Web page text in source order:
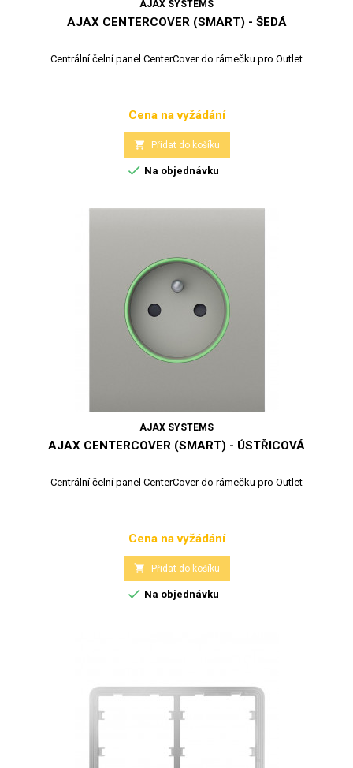
AJAX SYSTEMS
AJAX CENTERCOVER (SMART) - ŠEDÁ
Centrální čelní panel CenterCover do rámečku pro Outlet
Cena
Cena na vyžádání
 Přidat do košíku
 Na objednávku
AJAX SYSTEMS
AJAX CENTERCOVER (SMART) - ÚSTŘICOVÁ
Centrální čelní panel CenterCover do rámečku pro Outlet
Cena
Cena na vyžádání
 Přidat do košíku
 Na objednávku